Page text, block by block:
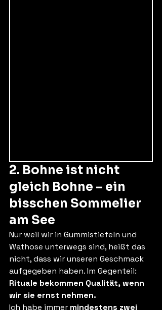
2. Bohne ist nicht
gleich Bohne – ein
bisschen Sommelier
am See
Nur weil wir in Gummistiefeln und
Wathose unterwegs sind, heißt das
nicht, dass wir unseren Geschmack
aufgegeben haben. Im Gegenteil:
Rituale bekommen Qualität, wenn
wir sie ernst nehmen.
Ich habe immer mindestens zwei